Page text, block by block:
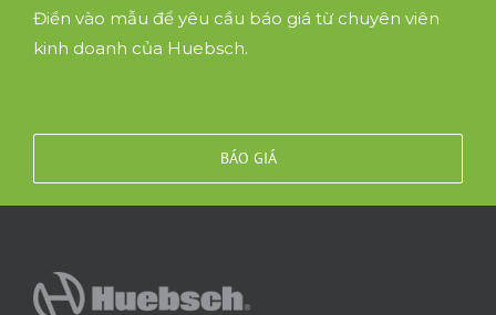
Điền vào mẫu để yêu cầu báo giá từ chuyên viên
kinh doanh của Huebsch.
BÁO GIÁ